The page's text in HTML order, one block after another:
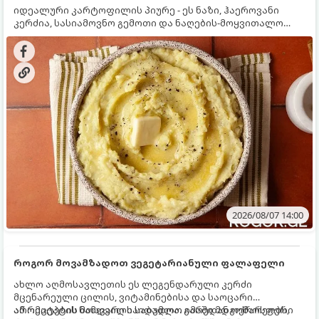
იდეალური კარტოფილის პიურე - ეს ნაზი, ჰაეროვანი
კერძია, სასიამოვნო გემოთი და ნაღების-მოყვითალო
ფერით. მისი მომზადება ძალიან მარტივია, მაგრამ
არსებობს რამდენიმე საიდუმლო, რომლებიც უნდა
იცოდეთ, რომ პიურე იდეალურად გემრიელი გამოვიდეს.
2026/08/07 14:00
როგორ მოვამზადოთ ვეგეტარიანული ფალაფელი
ახლო აღმოსავლეთის ეს ლეგენდარული კერძი
მცენარეული ცილის, ვიტამინებისა და საოცარი
არომატების ნამდვილი საბადოა. გარედან ოქროსფერი
ამ რეცეპტის მთავარი საიდუმლო იმაში მდგომარეობს,